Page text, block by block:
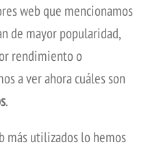
web que mencionamos
de mayor popularidad,
rendimiento o
a ver ahora cuáles son
.
más utilizados lo hemos